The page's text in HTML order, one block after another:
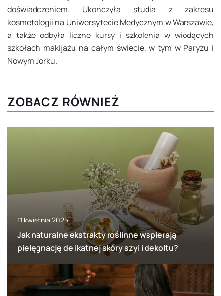
doświadczeniem. Ukończyła studia z zakresu
kosmetologii na Uniwersytecie Medycznym w Warszawie,
a także odbyła liczne kursy i szkolenia w wiodących
szkołach makijażu na całym świecie, w tym w Paryżu i
Nowym Jorku.
ZOBACZ RÓWNIEŻ
11 kwietnia 2025
Jak naturalne ekstrakty roślinne wspierają
pielęgnację delikatnej skóry szyi i dekoltu?